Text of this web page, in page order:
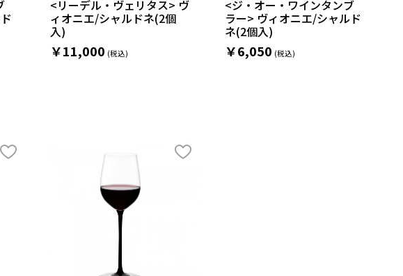
<リーデル・ヴェリタス> ヴ
ィオニエ/シャルドネ(2個
入)
￥11,000
<ジ・オー・ワインタンブ
ラー> ヴィオニエ/シャルド
ネ(2個入)
￥6,050